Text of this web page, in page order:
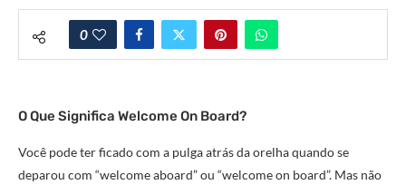
0
O Que Significa Welcome On Board?
Você pode ter ficado com a pulga atrás da orelha quando se
deparou com “welcome aboard” ou “welcome on board”. Mas não